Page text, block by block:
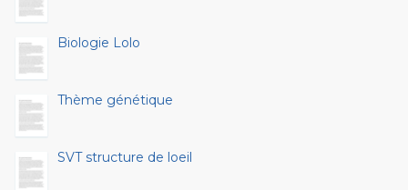
Biologie Lolo
Thème génétique
SVT structure de loeil